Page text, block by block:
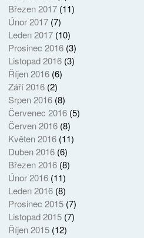
Březen 2017(11)
Únor 2017(7)
Leden 2017(10)
Prosinec 2016(3)
Listopad 2016(3)
Říjen 2016(6)
Září 2016(2)
Srpen 2016(8)
Červenec 2016(5)
Červen 2016(8)
Květen 2016(11)
Duben 2016(6)
Březen 2016(8)
Únor 2016(11)
Leden 2016(8)
Prosinec 2015(7)
Listopad 2015(7)
Říjen 2015(12)